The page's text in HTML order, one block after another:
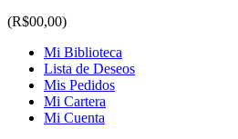
(R$00,00)
Mi Biblioteca
Lista de Deseos
Mis Pedidos
Mi Cartera
Mi Cuenta